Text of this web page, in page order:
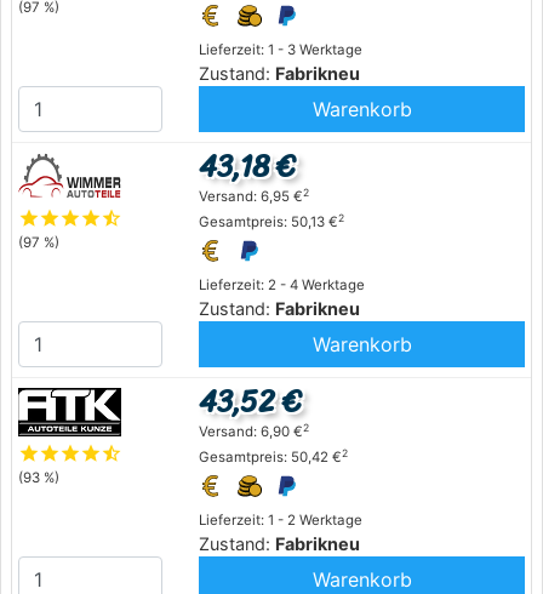
(97 %)
Lieferzeit: 1 - 3 Werktage
Zustand: Fabrikneu
Warenkorb
starstarstarstarstar_half
(97 %)
Lieferzeit: 2 - 4 Werktage
Zustand: Fabrikneu
43,18 €
Versand: 6,95 €2
Gesamtpreis: 50,13 €2
Warenkorb
starstarstarstarstar_half
(93 %)
Lieferzeit: 1 - 2 Werktage
Zustand: Fabrikneu
43,52 €
Versand: 6,90 €2
Gesamtpreis: 50,42 €2
Warenkorb